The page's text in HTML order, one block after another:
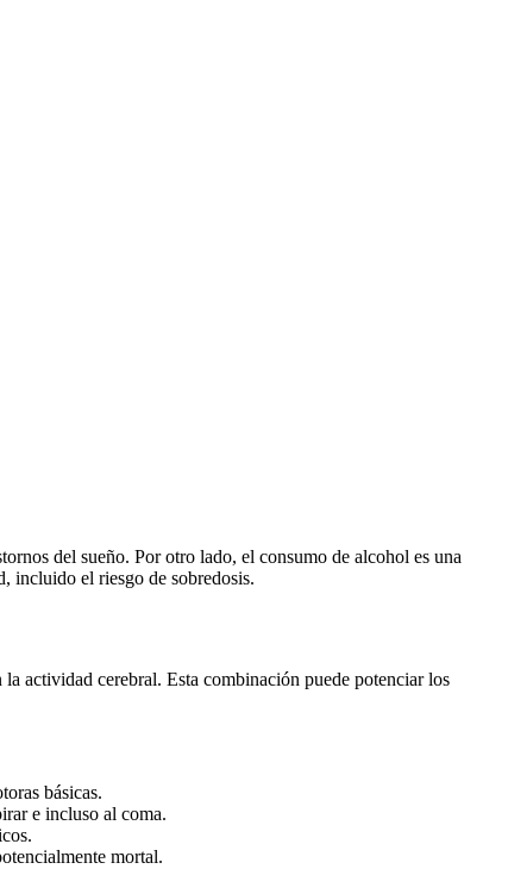
del sueño. Por otro lado, el consumo de alcohol es una
incluido el riesgo de sobredosis.
actividad cerebral. Esta combinación puede potenciar los
básicas.
e incluso al coma.
mortal.